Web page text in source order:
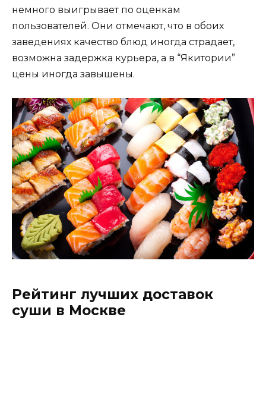
немного выигрывает по оценкам
пользователей. Они отмечают, что в обоих
заведениях качество блюд иногда страдает,
возможна задержка курьера, а в “Якитории”
цены иногда завышены.
Рейтинг лучших доставок
суши в Москве